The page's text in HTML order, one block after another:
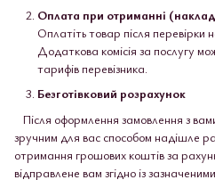
Оплата при отриманні
Оплатіть товар після перевірки
Додаткова комісія за послугу
тарифів перевізника.
Безготівковий розрахунок
Після оформлення замовлення з
зручним для вас способом надішле
отримання грошових коштів за
відправлене вам згідно із